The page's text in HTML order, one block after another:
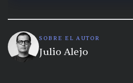
SOBRE EL AUTOR
Julio Alejo